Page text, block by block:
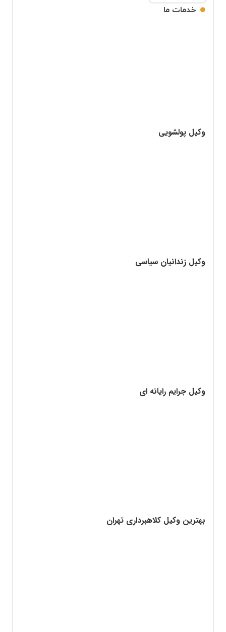
خدمات ما
وکیل پولشویی
وکیل زندانیان سیاسی
وکیل جرایم رایانه ای
بهترین وکیل کلاهبرداری تهران